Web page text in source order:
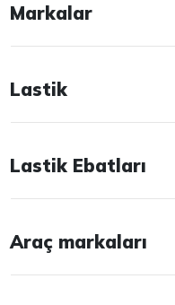
Markalar
Lastik
Lastik Ebatları
Araç markaları